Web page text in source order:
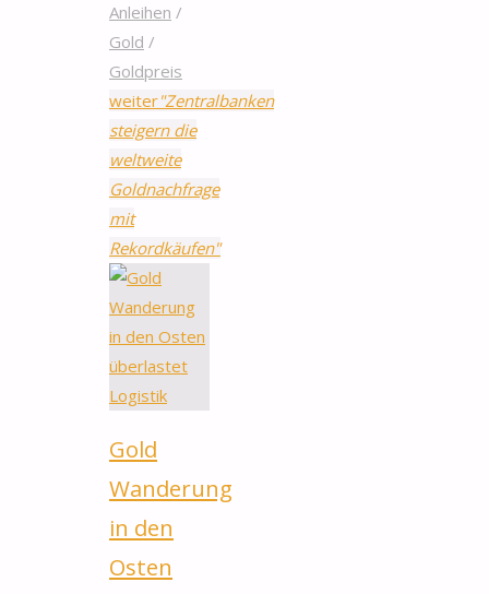
Anleihen /
Gold /
Goldpreis
weiter"Zentralbanken
steigern die
weltweite
Goldnachfrage
mit
Rekordkäufen"
Gold
Wanderung
in den
Osten